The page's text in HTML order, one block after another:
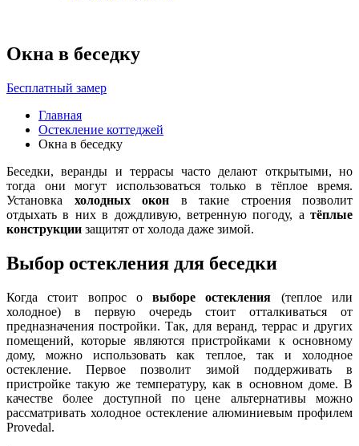
Окна в беседку
Бесплатный замер
Главная
Остекление коттеджей
Окна в беседку
Беседки, веранды и террасы часто делают открытыми, но
тогда они могут использоваться только в тёплое время.
Установка холодных окон в такие строения позволит
отдыхать в них в дождливую, ветренную погоду, а тёплые
конструкции защитят от холода даже зимой.
Выбор остекления для беседки
Когда стоит вопрос овыборе остекления (теплое или
холодное) в первую очередь стоит отталкиваться от
предназначения постройки. Так, для веранд, террас и других
помещений, которые являются пристройками к основному
дому, можно использовать как теплое, так и холодное
остекление. Первое позволит зимой поддерживать в
пристройке такую же температуру, как в основном доме. В
качестве более доступной по цене альтернативы можно
рассматривать холодное остекление алюминиевым профилем
Provedal.